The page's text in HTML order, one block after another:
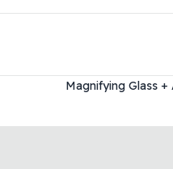
Magnifying Glass